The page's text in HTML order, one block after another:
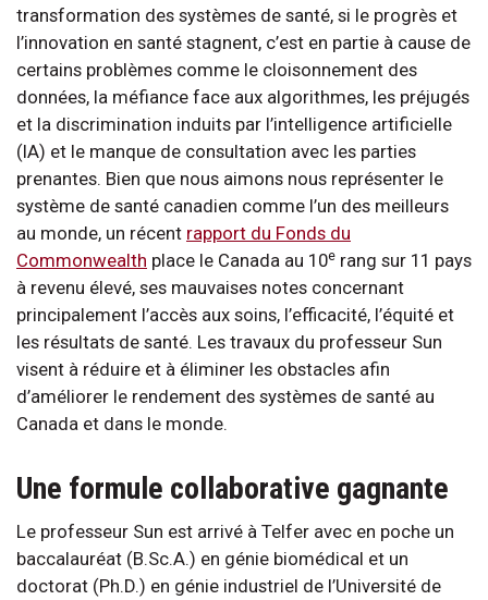
transformation des systèmes de santé, si le progrès et
l’innovation en santé stagnent, c’est en partie à cause de
certains problèmes comme le cloisonnement des
données, la méfiance face aux algorithmes, les préjugés
et la discrimination induits par l’intelligence artificielle
(IA) et le manque de consultation avec les parties
prenantes. Bien que nous aimons nous représenter le
système de santé canadien comme l’un des meilleurs
au monde, un récent rapport du Fonds du
Commonwealth place le Canada au 10e rang sur 11 pays
à revenu élevé, ses mauvaises notes concernant
principalement l’accès aux soins, l’efficacité, l’équité et
les résultats de santé. Les travaux du professeur Sun
visent à réduire et à éliminer les obstacles afin
d’améliorer le rendement des systèmes de santé au
Canada et dans le monde.
Une formule collaborative gagnante
Le professeur Sun est arrivé à Telfer avec en poche un
baccalauréat (B.Sc.A.) en génie biomédical et un
doctorat (Ph.D.) en génie industriel de l’Université de